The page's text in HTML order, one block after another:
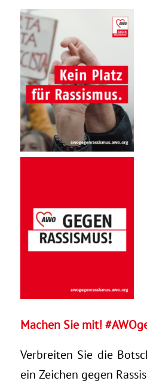
Machen Sie mit!
Verbreiten Sie die
ein Zeichen gegen